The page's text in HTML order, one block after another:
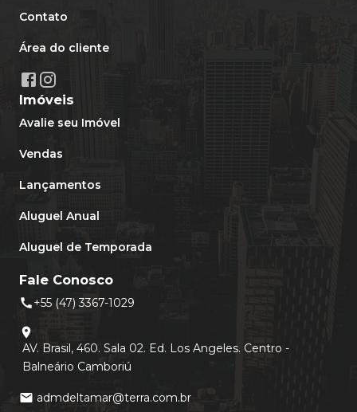
Contato
Área do cliente
Imóveis
Avalie seu Imóvel
Vendas
Lançamentos
Aluguel Anual
Aluguel de Temporada
Fale Conosco
call+55 (47) 3367-1029
location_on
AV. Brasil, 460. Sala 02. Ed. Los Angeles. Centro -
Balneário Camboriú
mail admdeltamar@terra.com.br